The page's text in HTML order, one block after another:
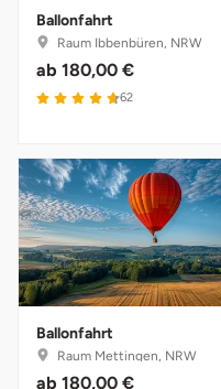
Ballonfahrt
Raum Ibbenbüren, NRW
ab 180,00 €
62
Ballonfahrt
Raum Mettingen, NRW
ab 180,00 €
Münster
Nürnberg
Oberlausitz
Pirna
Riesa
Ruhrgebiet
Sangerhausen
Sonneberg
Suhl
Unterwellenborn
Weimar
Weißenfels